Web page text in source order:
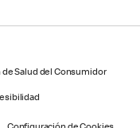
Salud del Consumidor